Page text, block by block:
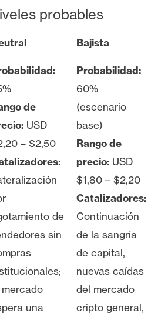
probables
Bajista
de
USD
– $2,50
de
sin
una
Probabilidad:
60%
(escenario
base)
Rango de
precio: USD
$1,80 – $2,20
Catalizadores:
Continuación
de la sangría
de capital,
nuevas caídas
del mercado
cripto general,